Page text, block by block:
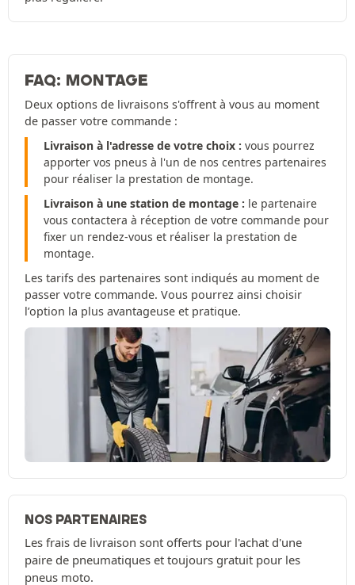
FAQ: MONTAGE
Deux options de livraisons s'offrent à vous au moment
de passer votre commande :
Livraison à l'adresse de votre choix : vous pourrez
apporter vos pneus à l'un de nos centres partenaires
pour réaliser la prestation de montage.
Livraison à une station de montage : le partenaire
vous contactera à réception de votre commande pour
fixer un rendez-vous et réaliser la prestation de
montage.
Les tarifs des partenaires sont indiqués au moment de
passer votre commande. Vous pourrez ainsi choisir
l’option la plus avantageuse et pratique.
NOS PARTENAIRES
Les frais de livraison sont offerts pour l'achat d'une
paire de pneumatiques et toujours gratuit pour les
pneus moto.